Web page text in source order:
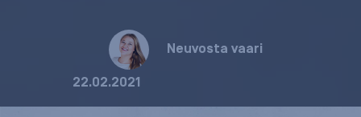
Neuvosta vaari
22.02.2021